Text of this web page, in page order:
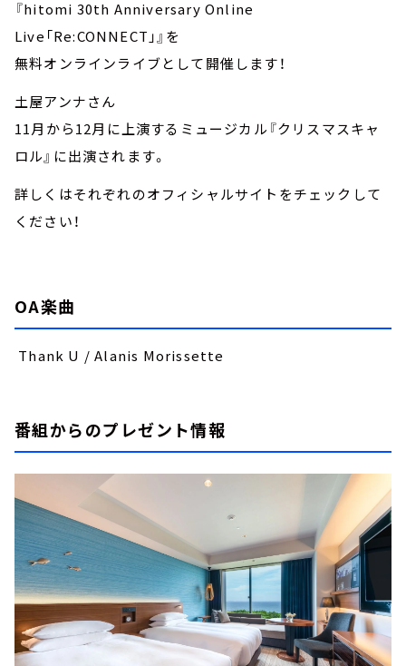
『hitomi 30th Anniversary Online
Live「Re:CONNECT」』を
無料オンラインライブとして開催します！
土屋アンナさん
11月から12月に上演するミュージカル『クリスマスキャ
ロル』に出演されます。
詳しくはそれぞれのオフィシャルサイトをチェックして
ください！
OA楽曲
Thank U / Alanis Morissette
番組からのプレゼント情報